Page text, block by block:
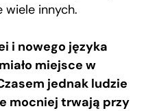
wiele innych.
i nowego języka
miejsce w
jednak ludzie
mocniej trwają przy